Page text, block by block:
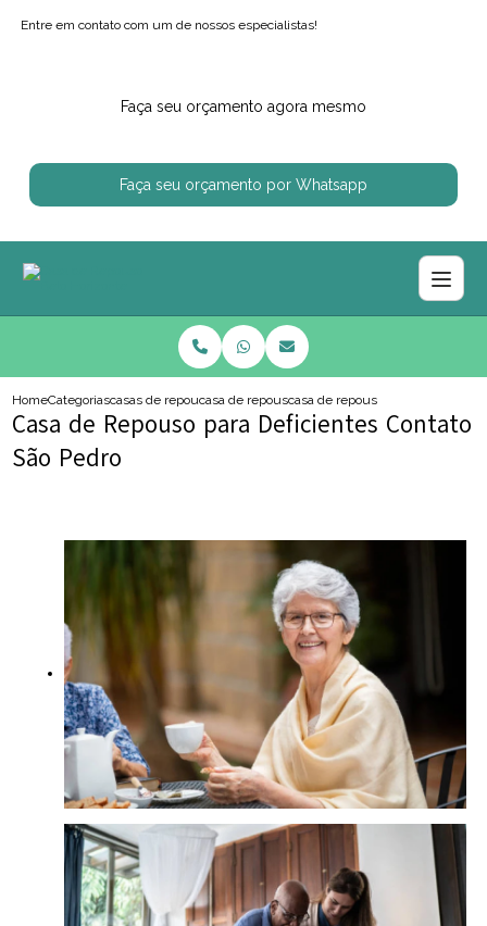
Entre em contato com um de nossos especialistas!
Faça seu orçamento agora mesmo
Faça seu orçamento por Whatsapp
HomeCategoriascasas de repousocasa de repouso regiao centro sul
casa de repouso para deficientes
Casa de Repouso para Deficientes Contato
São Pedro